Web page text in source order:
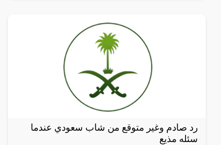
رد صادم وغير متوقع من شاب سعودي عندما
سئله مذيع